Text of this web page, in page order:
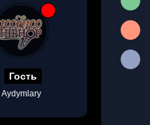
Гость
Aydymlary